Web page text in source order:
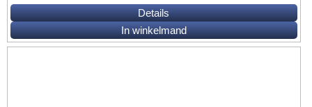
Details
In winkelmand